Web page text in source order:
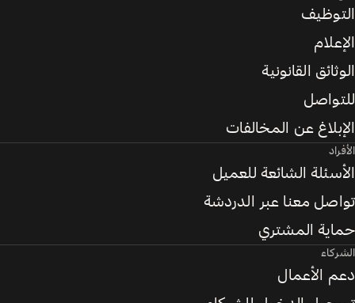
التوظيف
الإعلام
الوثائق القانونية
للتواصل
الإبلاغ عن المخالفات
الأفراد
الأسئلة الشائعة للعميل
تواصل معنا عبر الدردشة
حماية المشتري
الشركاء
دعم الأعمال